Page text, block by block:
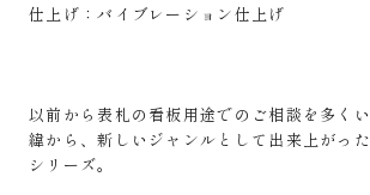
仕上げ：バイブレーション仕上げ
以前から表札の看板用途でのご相談を多く
緯から、新しいジャンルとして出来上がった
シリーズ。